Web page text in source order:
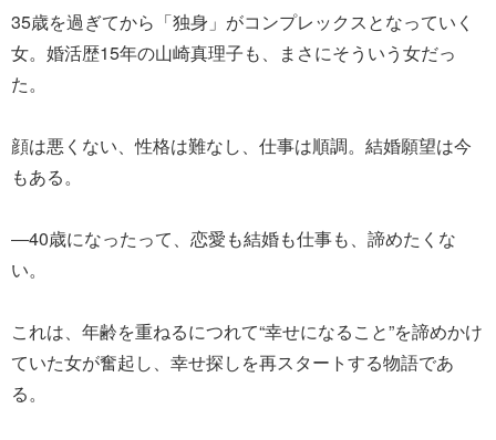
35歳を過ぎてから「独身」がコンプレックスとなっていく
女。婚活歴15年の山崎真理子も、まさにそういう女だっ
た。
顔は悪くない、性格は難なし、仕事は順調。結婚願望は今
もある。
―40歳になったって、恋愛も結婚も仕事も、諦めたくな
い。
これは、年齢を重ねるにつれて“幸せになること”を諦めかけ
ていた女が奮起し、幸せ探しを再スタートする物語であ
る。